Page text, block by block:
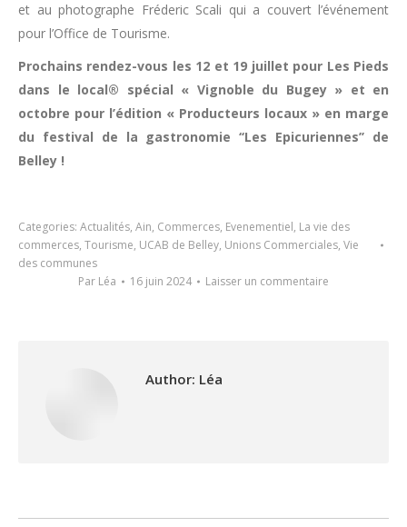
et au photographe Fréderic Scali qui a couvert l’événement
pour l’Office de Tourisme.
Prochains rendez-vous les 12 et 19 juillet pour Les Pieds
dans le local® spécial « Vignoble du Bugey » et en
octobre pour l’édition « Producteurs locaux » en marge
du festival de la gastronomie ‘‘Les Epicuriennes’’ de
Belley !
Categories: Actualités, Ain, Commerces, Evenementiel, La vie des
commerces, Tourisme, UCAB de Belley, Unions Commerciales, Vie
des communes
Par Léa 16 juin 2024 Laisser un commentaire
Author: Léa